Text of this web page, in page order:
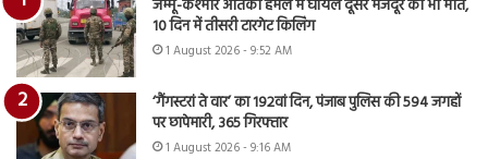
जम्मू-कश्मीर आतंकी हमले में घायल दूसरे मजदूर की भी मौत,
10 दिन में तीसरी टारगेट किलिंग
1 August 2026 - 9:52 AM
‘गैंगस्टरां ते वार’ का 192वां दिन, पंजाब पुलिस की 594 जगहों
पर छापेमारी, 365 गिरफ्तार
1 August 2026 - 9:16 AM